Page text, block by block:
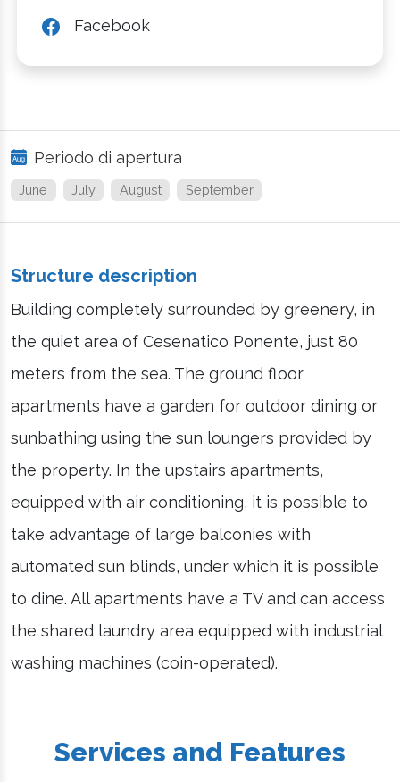
Facebook
Periodo di apertura
June July August September
Structure description
Building completely surrounded by greenery, in
the quiet area of Cesenatico Ponente, just 80
meters from the sea. The ground floor
apartments have a garden for outdoor dining or
sunbathing using the sun loungers provided by
the property. In the upstairs apartments,
equipped with air conditioning, it is possible to
take advantage of large balconies with
automated sun blinds, under which it is possible
to dine. All apartments have a TV and can access
the shared laundry area equipped with industrial
washing machines (coin-operated).
Services and Features